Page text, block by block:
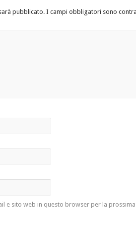
pubblicato.I campi obbligatori sono
e sito web in questo browser per la